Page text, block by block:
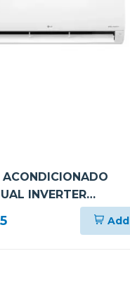
INVERTER
KW MANAGER
Add